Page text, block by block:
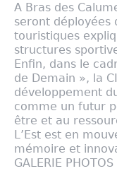
A Bras des
seront déployées
touristiques
structures
Enfin, dans le
de Demain », la
développement
comme un futur
être et au
L’Est est en
mémoire et
GALERIE